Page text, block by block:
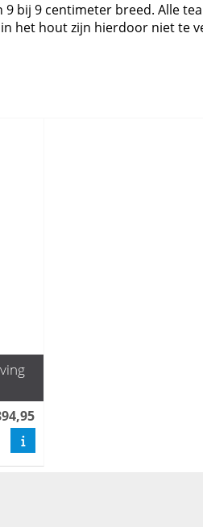
bij 9 centimeter breed. Alle
het hout zijn hierdoor niet te